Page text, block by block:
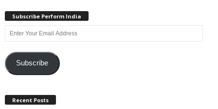
Subscribe Perform India
Enter
Your
AddressSubscribe
Recent Posts